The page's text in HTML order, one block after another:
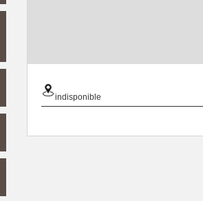
indisponible